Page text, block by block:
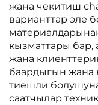
жана чекитиш
варианттар эле
кызматтары бар,
жана
баардыгын жана
тиешли
саатчылар